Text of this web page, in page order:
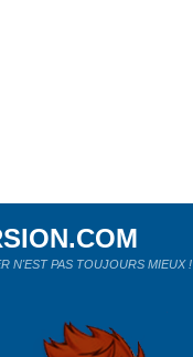
N'EST PAS TOUJOURS MIEUX !